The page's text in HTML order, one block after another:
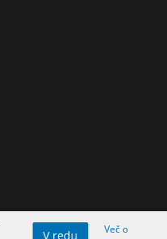
V redu
Več o